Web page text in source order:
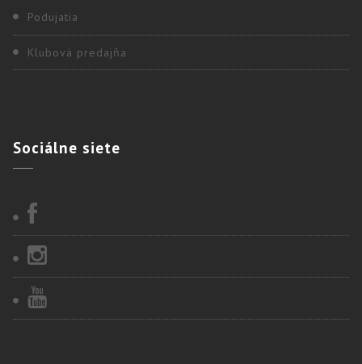
Podujatia
Klubová predajňa
Sociálne siete